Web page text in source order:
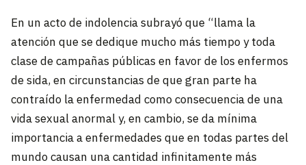
En un acto de indolencia subrayó que “llama la
atención que se dedique mucho más tiempo y toda
clase de campañas públicas en favor de los enfermos
de sida, en circunstancias de que gran parte ha
contraído la enfermedad como consecuencia de una
vida sexual anormal y, en cambio, se da mínima
importancia a enfermedades que en todas partes del
mundo causan una cantidad infinitamente más